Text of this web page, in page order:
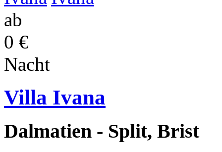
ab
0 €
Nacht
Villa Ivana
Dalmatien - Split, Brist